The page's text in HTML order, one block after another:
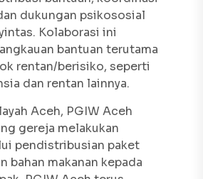
dukungan psikososial
Kolaborasi ini
bantuan terutama
rentan/berisiko, seperti
dan rentan lainnya.
Aceh, PGIW Aceh
gereja melakukan
pendistribusian paket
bahan makanan kepada